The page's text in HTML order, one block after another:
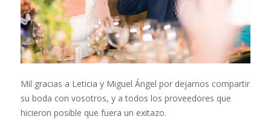
Mil gracias a Leticia y Miguel Ángel por dejarnos compartir
su boda con vosotros, y a todos los proveedores que
hicieron posible que fuera un exitazo.